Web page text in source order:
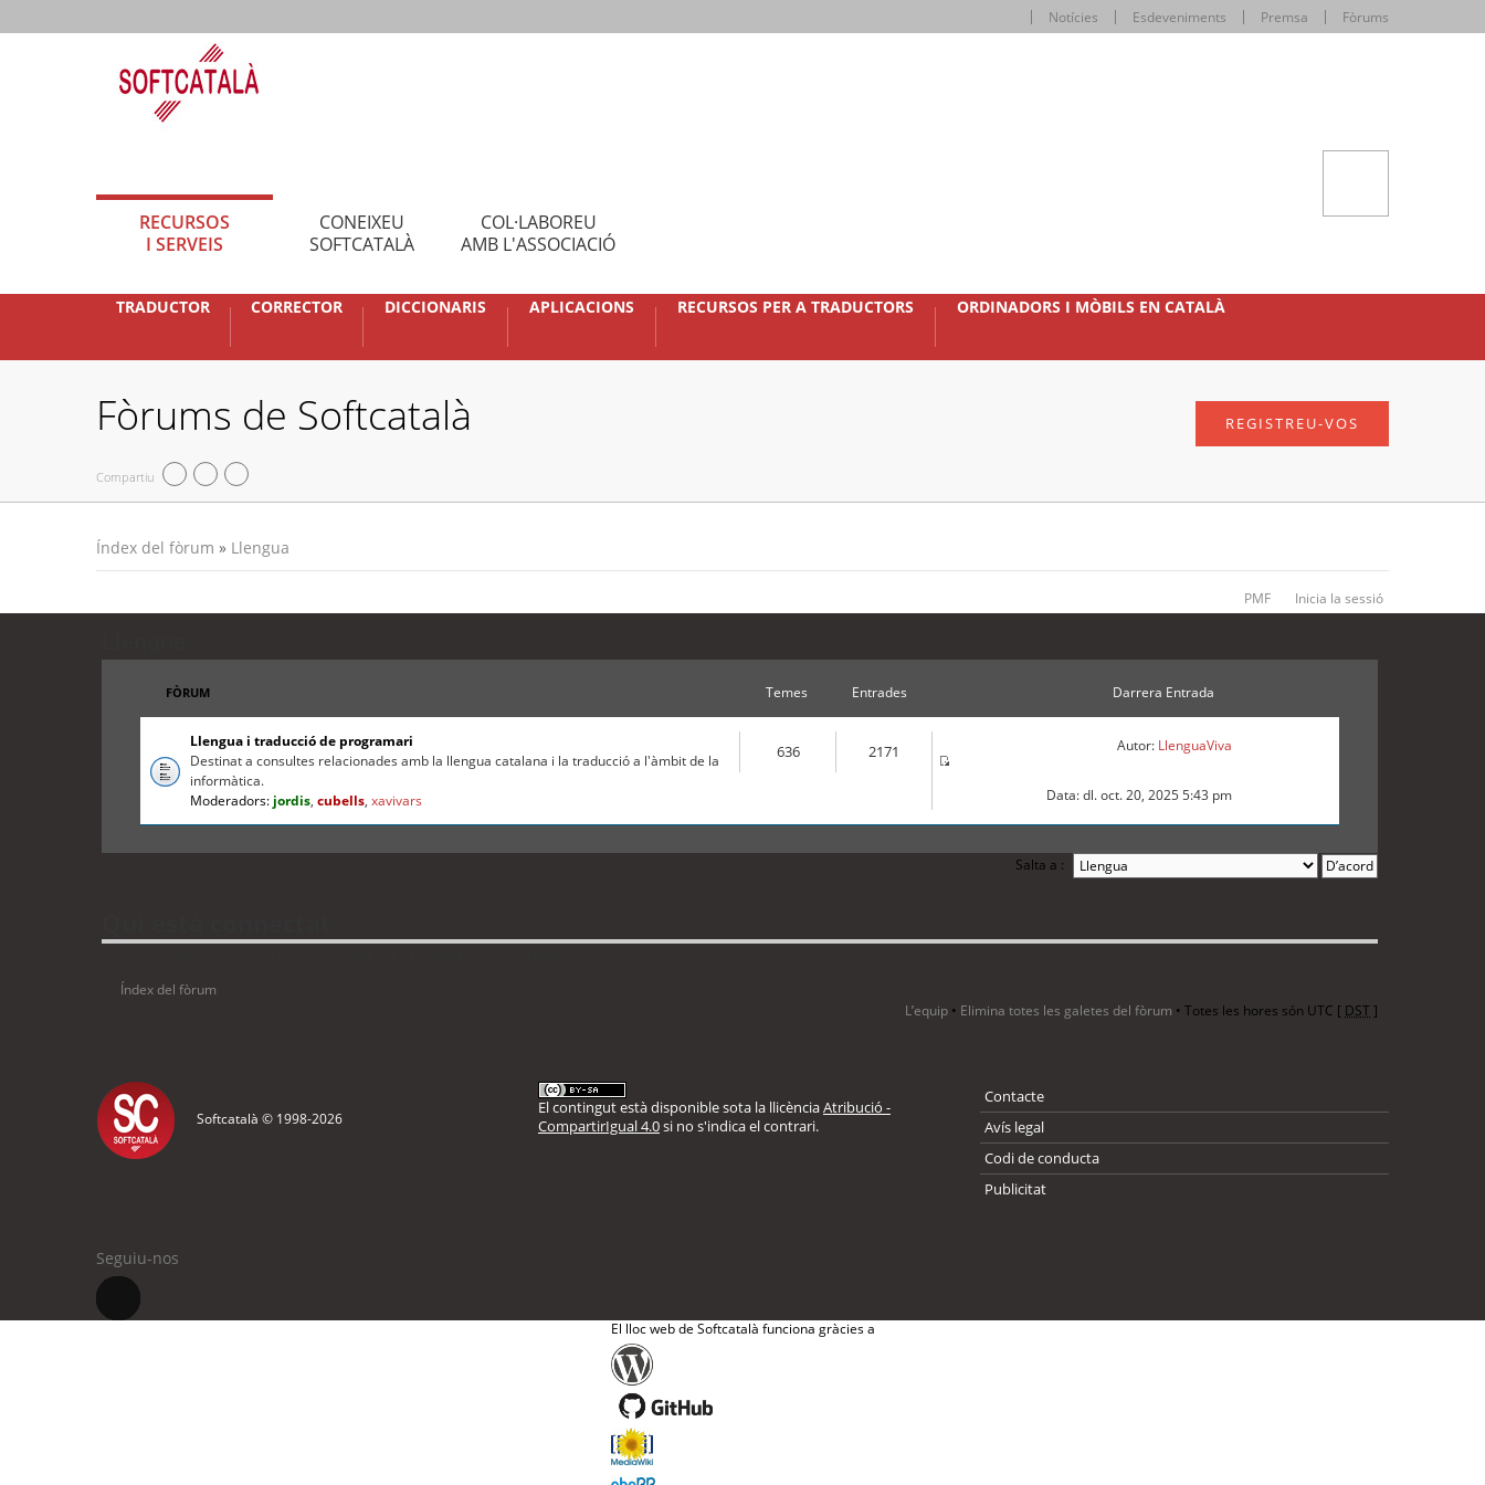
Notícies Esdeveniments Premsa Fòrums
RECURSOS
I SERVEIS
CONEIXEU
SOFTCATALÀ
COL·LABOREU
AMB L'ASSOCIACIÓ
TRADUCTOR CORRECTOR DICCIONARIS APLICACIONS RECURSOS PER A TRADUCTORS ORDINADORS I MÒBILS EN CATALÀ
Fòrums de Softcatalà
Compartiu
REGISTREU-VOS
Índex del fòrum » Llengua
PMF Inicia la sessió
FÒRUM Temes Entrades Darrera Entrada
Llengua i traducció de programari
Destinat a consultes relacionades amb la llengua catalana i la traducció a l'àmbit de la
informàtica.
Moderadors: jordis, cubells, xavivars
636 2171 Autor: LlenguaViva
Data: dl. oct. 20, 2025 5:43 pm
Salta a :
Índex del fòrum
L’equip • Elimina totes les galetes del fòrum • Totes les hores són UTC [ DST]
Softcatalà © 1998-2026
El contingut està disponible sota la llicènciaAtribució -
CompartirIgual 4.0si no s'indica el contrari.
Contacte
Avís legal
Codi de conducta
Publicitat
Seguiu-nos
El lloc web de Softcatalà funciona gràcies a